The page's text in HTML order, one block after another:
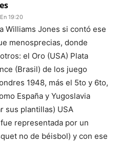
19:20
Williams Jones si contó ese
menosprecias, donde
el Oro (USA) Plata
(Brasil) de los juego
1948, más el 5to y 6to,
España y Yugoslavia
sus plantillas) USA
representada por un
no de béisbol) y con ese